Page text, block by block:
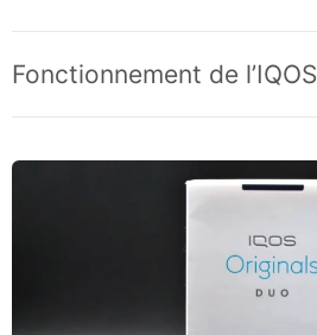
Fonctionnement de l’IQOS